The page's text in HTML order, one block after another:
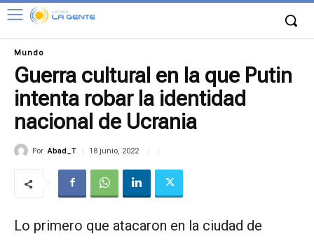
Mundo
Guerra cultural en la que Putin
intenta robar la identidad
nacional de Ucrania
Por Abad_T 18 junio, 2022
Lo primero que atacaron en la ciudad de